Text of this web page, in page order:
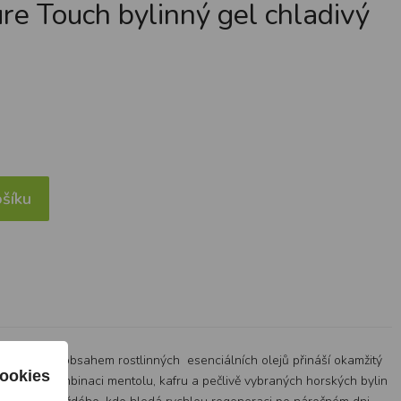
Touch bylinný gel chladivý
a vysokým obsahem rostlinných esenciálních olejů přináší okamžitý
Díky kombinaci mentolu, kafru a pečlivě vybraných horských bylin